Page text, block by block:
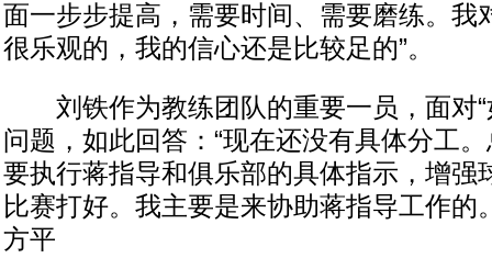
面一步步提高，需要时间、需要磨练。我
很乐观的，我的信心还是比较足的”。
刘铁作为教练团队的重要一员，面对“
问题，如此回答：“现在还没有具体分工
要执行蒋指导和俱乐部的具体指示，增强
比赛打好。我主要是来协助蒋指导工作的
方平